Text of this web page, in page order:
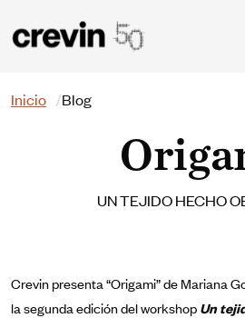
Buscar
Inicio Blog
UN TEJIDO HECHO
Crevin presenta “Origami” de Mariana
la segunda edición del workshopUn